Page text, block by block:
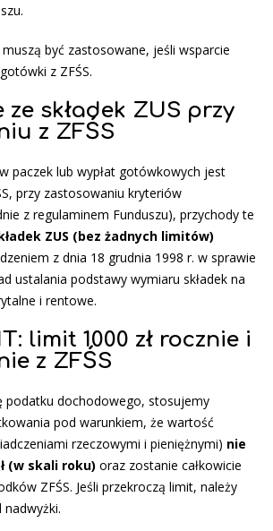
być zastosowane, jeśli wsparcie
z ZFŚS.
ze składek ZUS przy
z ZFŚS
paczek lub wypłat gotówkowych jest
przy zastosowaniu kryteriów
z regulaminem Funduszu), przychody te
ZUS (bez żadnych limitów)
z dnia 18 grudnia 1998 r. w sprawie
ustalania podstawy wymiaru składek na
i rentowe.
limit 1000 zł rocznie i
z ZFŚS
podatku dochodowego, stosujemy
pod warunkiem, że wartość
rzeczowymi i pieniężnymi) nie
(w skali roku) oraz zostanie całkowicie
ZFŚS. Jeśli przekroczą limit, należy
nadwyżki.